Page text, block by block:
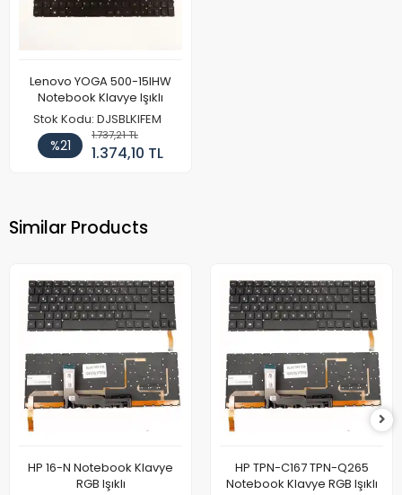
Lenovo YOGA 500-15IHW
Notebook Klavye Işıklı
Stok Kodu: DJSBLKIFEM
%21
1.737,21 TL
1.374,10 TL
Similar Products
HP 16-N Notebook Klavye
RGB Işıklı
HP TPN-C167 TPN-Q265
Notebook Klavye RGB Işıklı